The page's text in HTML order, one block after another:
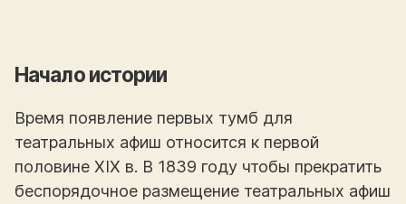
Начало истории
Время появление первых тумб для
театральных афиш относится к первой
половине XIX в. В 1839 году чтобы прекратить
беспорядочное размещение театральных афиш